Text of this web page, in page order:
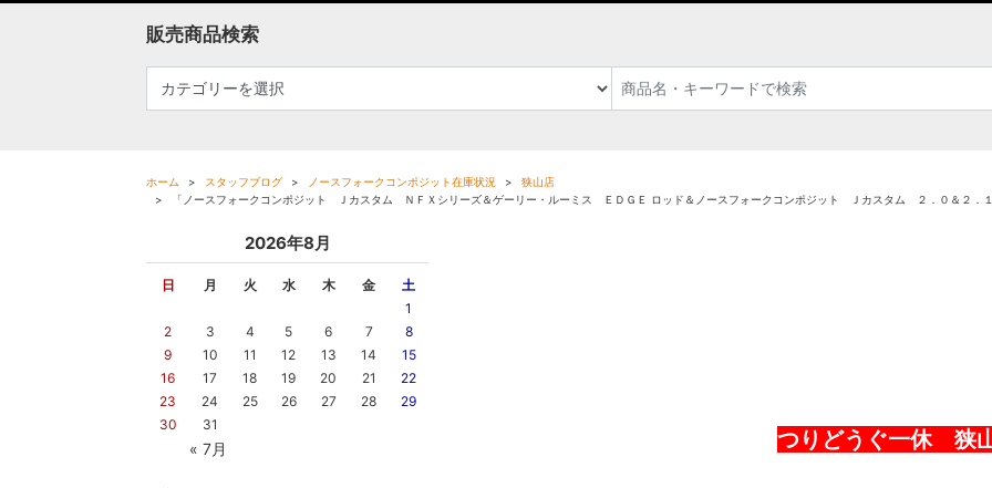
販売商品検索
ホーム スタッフブログ ノースフォークコンポジット在庫状況
狭山店
「ノースフォークコンポジット Ｊカスタム ＮＦＸシリーズ＆ゲーリー・ルーミス ＥＤＧＥ ロッド＆ノースフォークコンポジット Ｊカスタム ２．０＆２．
つりどうぐ一休 狭
2026年8月
日 月 火 水 木 金 土
« 7月
1
2
3 4 5 6 7
8
9
10 11 12 13 14
15
16
17 18 19 20 21
22
23
24 25 26 27 28
29
30
31